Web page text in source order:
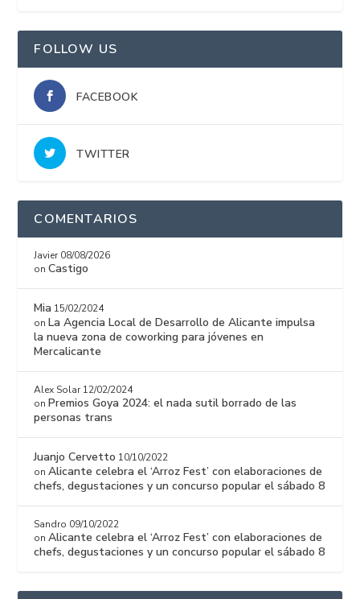
FOLLOW US
FACEBOOK
TWITTER
COMENTARIOS
Javier 08/08/2026
onCastigo
Mia 15/02/2024
on La Agencia Local de Desarrollo de Alicante impulsa
la nueva zona de coworking para jóvenes en
Mercalicante
Alex Solar 12/02/2024
on Premios Goya 2024: el nada sutil borrado de las
personas trans
Juanjo Cervetto 10/10/2022
onAlicante celebra el ‘Arroz Fest’ con elaboraciones de
chefs, degustaciones y un concurso popular el sábado 8
Sandro 09/10/2022
onAlicante celebra el ‘Arroz Fest’ con elaboraciones de
chefs, degustaciones y un concurso popular el sábado 8